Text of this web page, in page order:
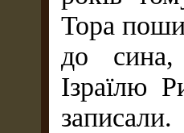
Тора
до сина,
Ізраїлю
записали.